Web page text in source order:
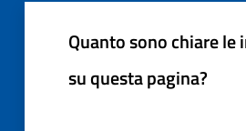
Quanto sono chiare
su questa pagina?